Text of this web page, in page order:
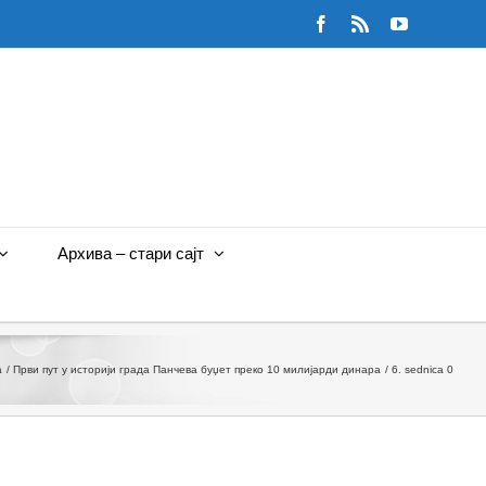
Facebook
Rss YouTube
Архива – стари сајт
Први пут у историји града Панчева буџет преко 10 милијарди динара 6. sednica 0